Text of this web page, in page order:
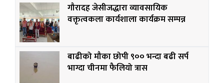
गौरादह जेसीजद्धारा व्यावसायिक
वक्तृत्वकला कार्यशाला कार्यक्रम सम्पन्न
बाढीको मौका छोपी ९०० भन्दा बढी सर्प
भाग्दा चीनमा फैलियो त्रास